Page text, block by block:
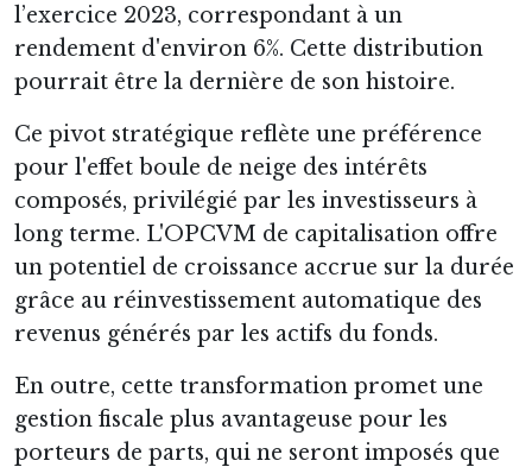
l’exercice 2023, correspondant à un
rendement d'environ 6%. Cette distribution
pourrait être la dernière de son histoire.
Ce pivot stratégique reflète une préférence
pour l'effet boule de neige des intérêts
composés, privilégié par les investisseurs à
long terme. L'OPCVM de capitalisation offre
un potentiel de croissance accrue sur la durée
grâce au réinvestissement automatique des
revenus générés par les actifs du fonds.
En outre, cette transformation promet une
gestion fiscale plus avantageuse pour les
porteurs de parts, qui ne seront imposés que